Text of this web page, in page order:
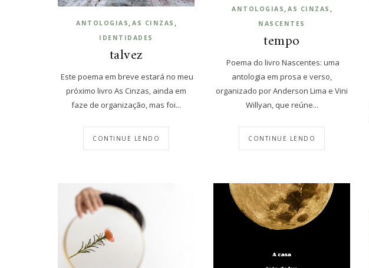
ANTOLOGIAS ,AS CINZAS ,
NASCENTES
tempo
Poema do livro Nascentes: uma
antologia em prosa e verso,
organizado por Anderson Lima e Vini
Willyan, que reúne...
CONTINUE LENDO
ANTOLOGIAS ,AS CINZAS ,
IDENTIDADES
talvez
Este poema em breve estará no meu
próximo livro As Cinzas, ainda em
faze de organização, mas foi...
CONTINUE LENDO